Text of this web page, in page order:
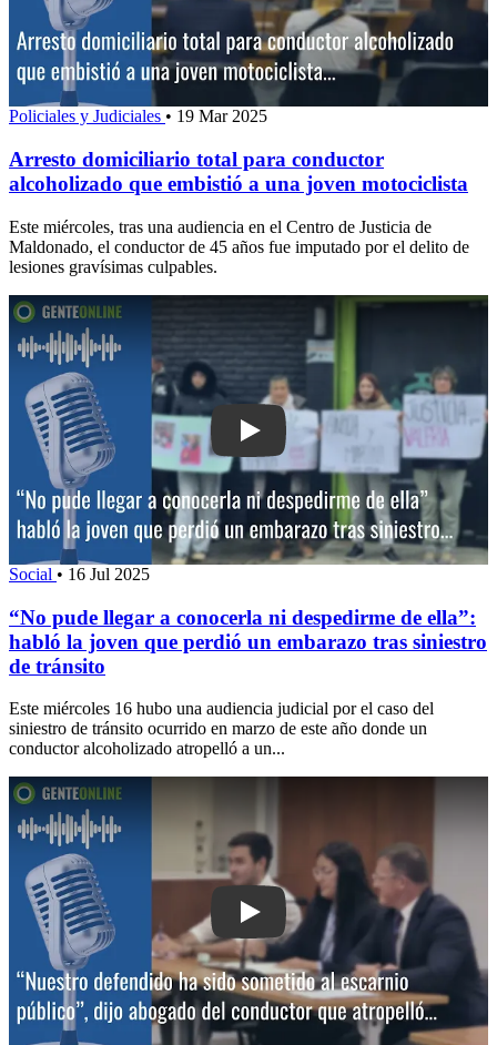
Policiales y Judiciales • 19 Mar 2025
Arresto domiciliario total para conductor
alcoholizado que embistió a una joven motociclista
Este miércoles, tras una audiencia en el Centro de Justicia de
Maldonado, el conductor de 45 años fue imputado por el delito de
lesiones gravísimas culpables.
Play: “No pude llegar a conocerla ni
Social • 16 Jul 2025
“No pude llegar a conocerla ni despedirme de ella”:
habló la joven que perdió un embarazo tras siniestro
de tránsito
Este miércoles 16 hubo una audiencia judicial por el caso del
siniestro de tránsito ocurrido en marzo de este año donde un
conductor alcoholizado atropelló a un...
Play: “Nuestro defendido ha sido